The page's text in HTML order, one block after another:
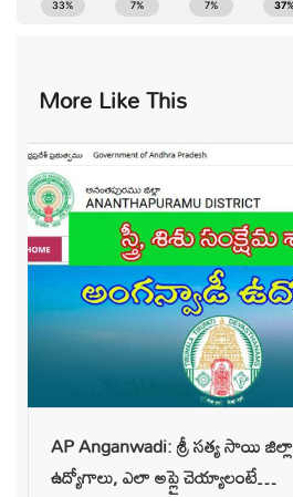
More Like This
AP Anganwadi: శ్రీ సత్య సాయి
ఉద్యోగాలు, ఎలా అప్లై చెయ్యాలంటే…